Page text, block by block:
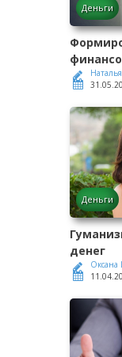
Деньги
Деньги
денег
Оксана